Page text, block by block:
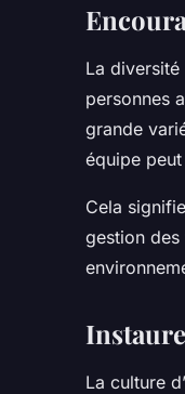
La
personnes
grande
équipe
Cela
gestion
La culture